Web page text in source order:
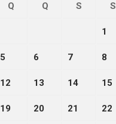
Q Q S S
1
5 6 7 8
12 13 14 15
19 20 21 22